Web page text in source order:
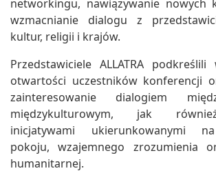
networkingu, nawiązywanie nowych
wzmacnianie dialogu z
kultur, religii i krajów.
Przedstawiciele ALLATRA
otwartości uczestników konferencji
zainteresowanie dialogiem
międzykulturowym, jak
inicjatywami ukierunkowanymi
pokoju, wzajemnego zrozumienia
humanitarnej.